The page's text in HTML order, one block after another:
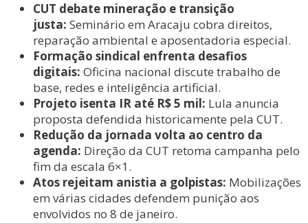
CUT debate mineração e transição
justa: Seminário em Aracaju cobra direitos,
reparação ambiental e aposentadoria especial.
Formação sindical enfrenta desafios
digitais: Oficina nacional discute trabalho de
base, redes e inteligência artificial.
Projeto isenta IR até R$ 5 mil: Lula anuncia
proposta defendida historicamente pela CUT.
Redução da jornada volta ao centro da
agenda: Direção da CUT retoma campanha pelo
fim da escala 6×1.
Atos rejeitam anistia a golpistas: Mobilizações
em várias cidades defendem punição aos
envolvidos no 8 de janeiro.